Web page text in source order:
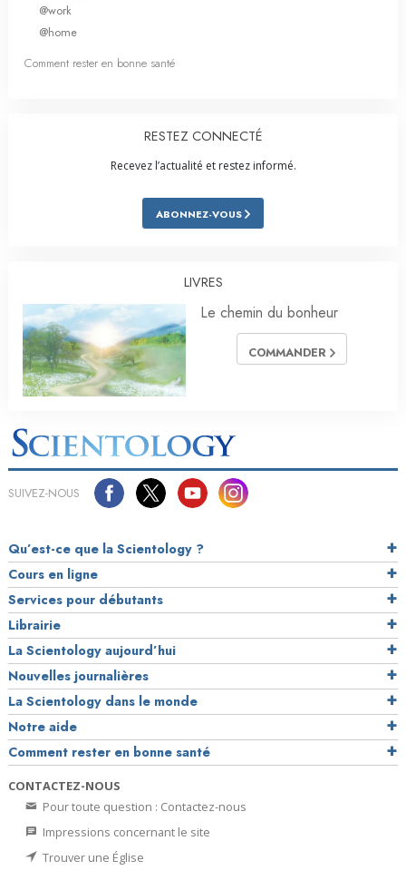
@work
@home
Comment rester en bonne santé
RESTEZ CONNECTÉ
Recevez l’actualité et restez informé.
ABONNEZ-VOUS
LIVRES
Le chemin du bonheur
COMMANDER
SUIVEZ-NOUS
Qu’est-ce que la Scientology ?
Cours en ligne
Services pour débutants
Librairie
La Scientology aujourd’hui
Nouvelles journalières
La Scientology dans le monde
Notre aide
Comment rester en bonne santé
CONTACTEZ-NOUS
Pour toute question : Contactez-nous
Impressions concernant le site
Trouver une Église